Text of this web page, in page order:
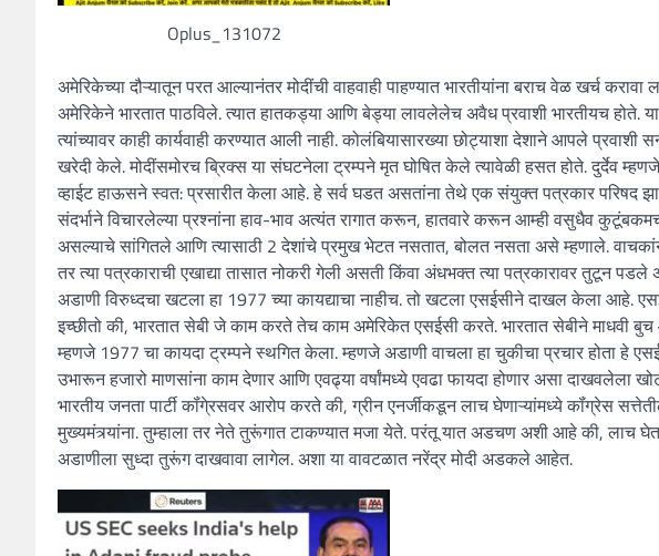
Oplus_131072
अमेरिकेच्या दौऱ्यातून परत आल्यानंतर मोदींची वाहवाही पाहण्यात भारतीयांना बराच वेळ खर्च
अमेरिकेने भारतात पाठविले. त्यात हातकड्या आणि बेड्या लावलेलेच अवैध प्रवाशी भारतीयच
त्यांच्यावर काही कार्यवाही करण्यात आली नाही. कोलंबियासारख्या छोट्याशा देशाने आपले
खरेदी केले. मोदींसमोरच ब्रिक्स या संघटनेला ट्रम्पने मृत घोषित केले त्यावेळी हसत होते. दुर्देव
व्हाईट हाऊसने स्वत: प्रसारीत केला आहे. हे सर्व घडत असतांना तेथे एक संयुक्त पत्रकार परिषद
संदर्भाने विचारलेल्या प्रश्नांना हाव-भाव अत्यंत रागात करून, हातवारे करून आम्ही वसुधैव
असल्याचे सांगितले आणि त्यासाठी 2 देशांचे प्रमुख भेटत नसतात, बोलत नसता असे म्हणाले.
तर त्या पत्रकाराची एखाद्या तासात नोकरी गेली असती किंवा अंधभक्त त्या पत्रकारावर तुटून
अडाणी विरुध्दचा खटला हा 1977 च्या कायद्याचा नाहीच. तो खटला एसईसीने दाखल केला आहे.
इच्छीतो की, भारतात सेबी जे काम करते तेच काम अमेरिकेत एसईसी करते. भारतात सेबीने माधवी
म्हणजे 1977 चा कायदा ट्रम्पने स्थगित केला. म्हणजे अडाणी वाचला हा चुकीचा प्रचार होता हे
उभारून हजारो माणसांना काम देणार आणि एवढ्या वर्षांमध्ये एवढा फायदा होणार असा दाखवलेला
भारतीय जनता पार्टी कॉंगे्रसवर आरोप करते की, ग्रीन एनर्जीकडून लाच घेणाऱ्यांमध्ये कॉंग्रेस
मुख्यमंत्र्यांना. तुम्हाला तर नेते तुरूंगात टाकण्यात मजा येते. परंतू यात अडचण अशी आहे की, लाच
अडाणीला सुध्दा तुरूंग दाखवावा लागेल. अशा या वावटळात नरेंद्र मोदी अडकले आहेत.